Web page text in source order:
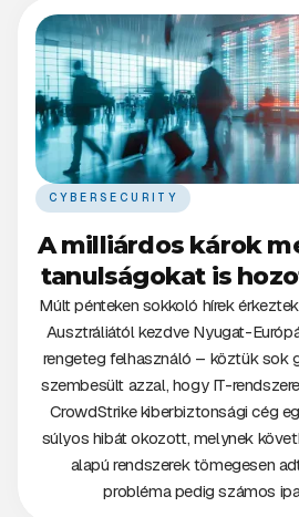
CYBERSECURITY
A milliárdos károk
tanulságokat is
Múlt pénteken sokkoló hírek
Ausztráliától kezdve Nyugat-
rengeteg felhasználó – köztük sok
szembesült azzal, hogy IT-
CrowdStrike kiberbiztonsági cég
súlyos hibát okozott, melynek
alapú rendszerek tömegesen
probléma pedig számos